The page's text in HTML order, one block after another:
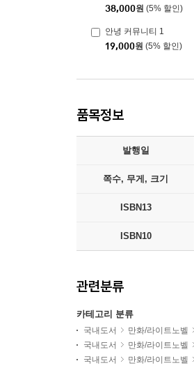
38,000원 (5% 할인)
안녕 커뮤니티 1
19,000원 (5% 할인)
품목정보
발행일
쪽수, 무게, 크기
ISBN13
ISBN10
관련분류
카테고리 분류
국내도서 만화/라이트노벨
국내도서
만화/라이트노벨
국내도서
만화/라이트노벨